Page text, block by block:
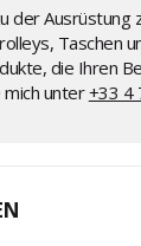
der Ausrüstung
Taschen
die Ihren
mich unter+33 4